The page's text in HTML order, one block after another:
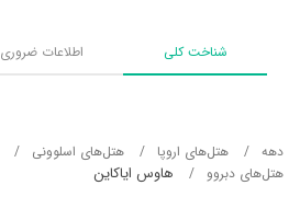
شناخت کلی اطلاعات ضروری
دهه هتل‌های اروپا هتل‌های اسلوونی
هتل‌های دبروو
هاوس ایاکاین